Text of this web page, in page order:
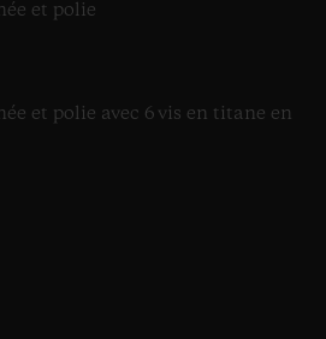
et polie
et polie avec 6 vis en titane en